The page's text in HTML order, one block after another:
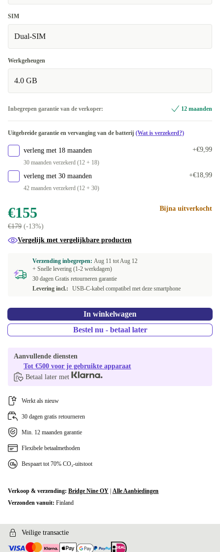
SIM
Dual-SIM
Werkgeheugen
4.0 GB
Inbegrepen garantie van de verkoper: 12 maanden
Uitgebreide garantie en vervanging van de batterij (Wat is verzekerd?)
verleng met 18 maanden
30 maanden verzekerd (12 + 18)
+€9,99
verleng met 30 maanden
42 maanden verzekerd (12 + 30)
+€18,99
€155
€179 (-13%)
Bijna uitverkocht
Vergelijk met vergelijkbare producten
Verzending inbegrepen: Aug 11 totAug 12
+ Snelle levering (1-2 werkdagen)
30 dagen Gratis retourneren garantie
Levering incl.:
USB-C-kabel compatibel met deze smartphone
In winkelwagen
Bestel nu - betaal later
Aanvullende diensten
Tot €500 voor je gebruikte apparaat
Betaal later met
Werkt als nieuw
30 dagen gratis retourneren
Min. 12 maanden garantie
Flexibele betaalmethoden
Bespaart tot 70% CO₂-uitstoot
Verkoop & verzending: Bridge Nine OY Alle Aanbiedingen
Verzonden vanuit: Finland
Veilige transactie